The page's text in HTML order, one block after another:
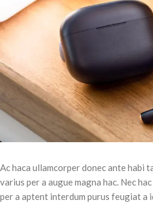
Ac haca ullamcorper donec ante habi
varius per a augue magna hac. Nec
per a aptent interdum purus feugiat a